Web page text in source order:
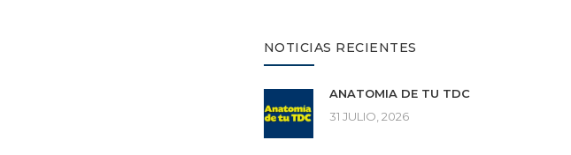
NOTICIAS RECIENTES
ANATOMÍA DE TU TDC
31 JULIO, 2026